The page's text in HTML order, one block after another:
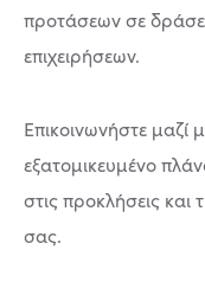
προτάσεων σε
επιχειρήσεων.
Επικοινωνήστε μαζί
εξατομικευμένο
στις προκλήσεις και
σας.